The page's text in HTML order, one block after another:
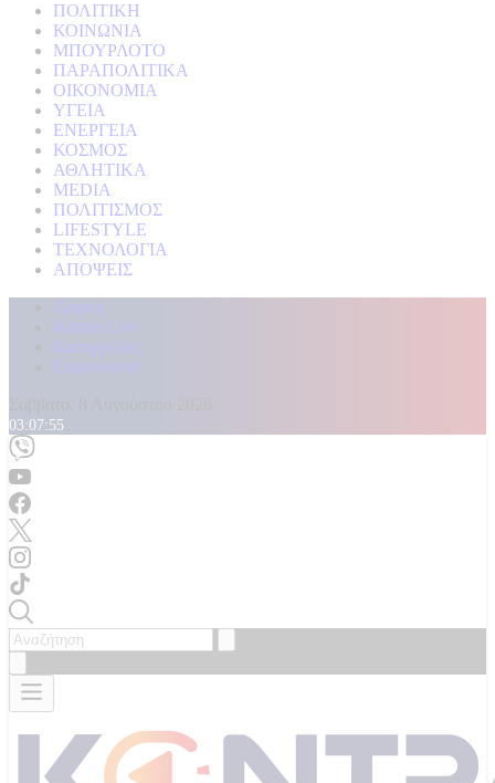
ΠΟΛΙΤΙΚΗ
ΚΟΙΝΩΝΙΑ
ΜΠΟΥΡΛΟΤΟ
ΠΑΡΑΠΟΛΙΤΙΚΑ
ΟΙΚΟΝΟΜΙΑ
ΥΓΕΙΑ
ΕΝΕΡΓΕΙΑ
ΚΟΣΜΟΣ
ΑΘΛΗΤΙΚΑ
MEDIA
ΠΟΛΙΤΙΣΜΟΣ
LIFESTYLE
ΤΕΧΝΟΛΟΓΙΑ
ΑΠΟΨΕΙΣ
Αρχική
Kontra Live
Καταγγελίες
Επικοινωνία
03:07:56